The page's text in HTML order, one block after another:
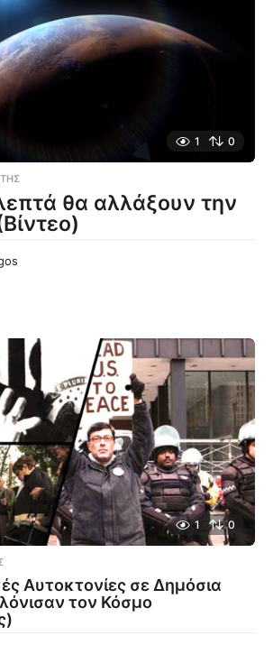
1 0
θα αλλάξουν την
1 0
Αυτοκτονίες σε Δημόσια
τον Κόσμο